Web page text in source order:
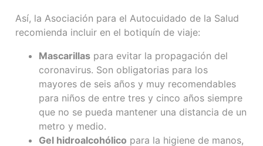
Así, la Asociación para el Autocuidado de la Salud
recomienda incluir en el botiquín de viaje:
Mascarillas para evitar la propagación del
coronavirus. Son obligatorias para los
mayores de seis años y muy recomendables
para niños de entre tres y cinco años siempre
que no se pueda mantener una distancia de un
metro y medio.
Gel hidroalcohólico para la higiene de manos,